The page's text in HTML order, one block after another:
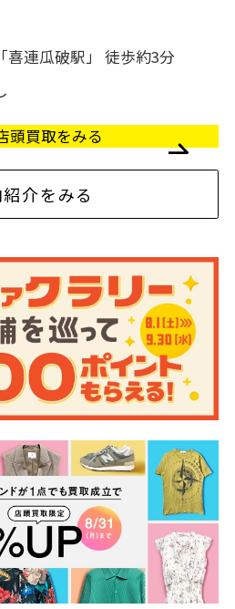
喜連瓜破駅」 徒歩約3分
頭買取をみる
介をみる